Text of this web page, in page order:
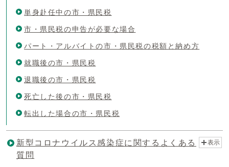
単身赴任中の市・県民税
市・県民税の申告が必要な場合
パート・アルバイトの市・県民税の税額と納め方
就職後の市・県民税
退職後の市・県民税
死亡した後の市・県民税
転出した場合の市・県民税
新型コロナウイルス感染症に関するよくある
質問
表示